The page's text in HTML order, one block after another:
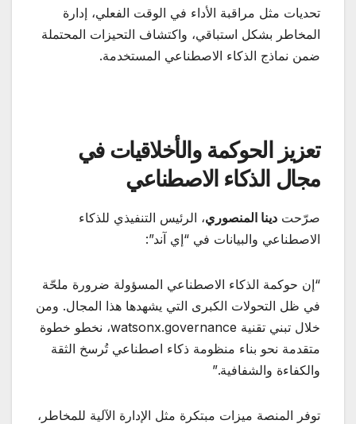
تحديات مثل مراقبة الأداء في الوقت الفعلي، إدارة
المخاطر بشكل استباقي، واكتشاف التحيزات المحتملة
ضمن نماذج الذكاء الاصطناعي المستخدمة.
تعزيز الحوكمة والأخلاقيات في
مجال الذكاء الاصطناعي
صرّحت دينا المنصوري، الرئيس التنفيذي للذكاء
الاصطناعي والبيانات في “إي آند”:
“إن حوكمة الذكاء الاصطناعي المسؤولة ضرورة ملحّة
في ظل التحولات الكبرى التي يشهدها هذا المجال. ومن
خلال تبني تقنية watsonx.governance، نخطو خطوة
متقدمة نحو بناء منظومة ذكاء اصطناعي تُرسخ الثقة
والكفاءة والشفافية.”
توفر المنصة ميزات مبتكرة مثل الإدارة الآلية للمخاطر،